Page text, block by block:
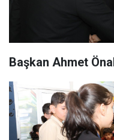
Başkan Ahmet